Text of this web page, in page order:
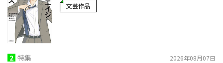
文芸作品
2 特集 2026年08月07日